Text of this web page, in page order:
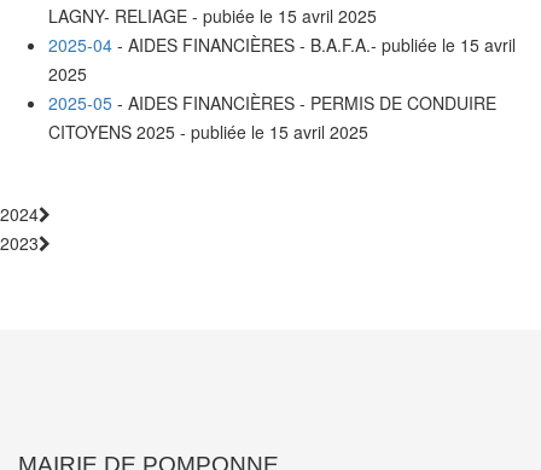
LAGNY- RELIAGE - pubiée le 15 avril 2025
2025-04 - AIDES FINANCIÈRES - B.A.F.A.- publiée le 15 avril
2025
2025-05 - AIDES FINANCIÈRES - PERMIS DE CONDUIRE
CITOYENS 2025 - publiée le 15 avril 2025
2024
2023
MAIRIE DE POMPONNE